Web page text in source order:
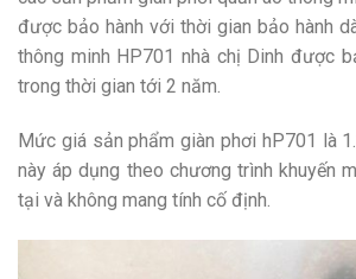
được bảo hành với thời gian bảo hành
thông minh HP701 nhà chị Dinh được
trong thời gian tới 2 năm.
Mức giá sản phẩm giàn phơi hP701 là
này áp dụng theo chương trình khuyến
tại và không mang tính cố định.